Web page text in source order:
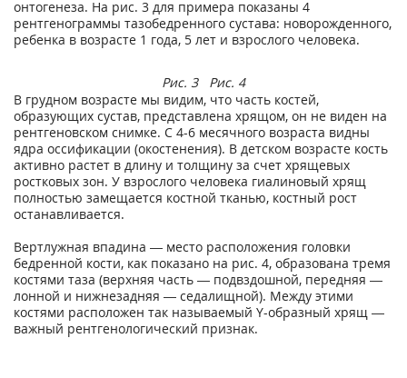
онтогенеза. На рис. 3 для примера показаны 4
рентгенограммы тазобедренного сустава: новорожденного,
ребенка в возрасте 1 года, 5 лет и взрослого человека.
Рис. 3
Рис. 4
В грудном возрасте мы видим, что часть костей,
образующих сустав, представлена хрящом, он не виден на
рентгеновском снимке. С 4-6 месячного возраста видны
ядра оссификации (окостенения). В детском возрасте кость
активно растет в длину и толщину за счет хрящевых
ростковых зон. У взрослого человека гиалиновый хрящ
полностью замещается костной тканью, костный рост
останавливается.
Вертлужная впадина — место расположения головки
бедренной кости, как показано на рис. 4, образована тремя
костями таза (верхняя часть — подвздошной, передняя —
лонной и нижнезадняя — седалищной). Между этими
костями расположен так называемый Y-образный хрящ —
важный рентгенологический признак.